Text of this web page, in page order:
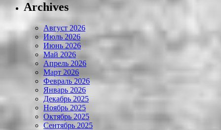
Archives
Август 2026
Июль 2026
Июнь 2026
Май 2026
Апрель 2026
Март 2026
Февраль 2026
Январь 2026
Декабрь 2025
Ноябрь 2025
Октябрь 2025
Сентябрь 2025